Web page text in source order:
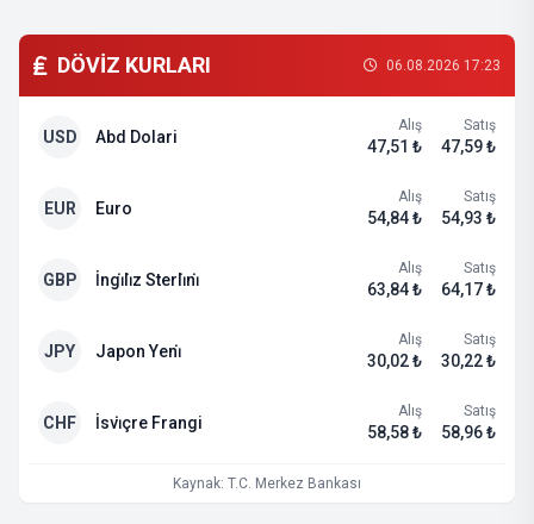
DÖVİZ KURLARI 06.08.2026 17:23
USD Abd Dolari
Alış
47,51 ₺
Satış
47,59 ₺
EUR Euro
Alış
54,84 ₺
Satış
54,93 ₺
GBP İngi̇li̇z Sterli̇ni̇
Alış
63,84 ₺
Satış
64,17 ₺
JPY Japon Yeni̇
Alış
30,02 ₺
Satış
30,22 ₺
CHF İsvi̇çre Frangi
Alış
58,58 ₺
Satış
58,96 ₺
Kaynak: T.C. Merkez Bankası